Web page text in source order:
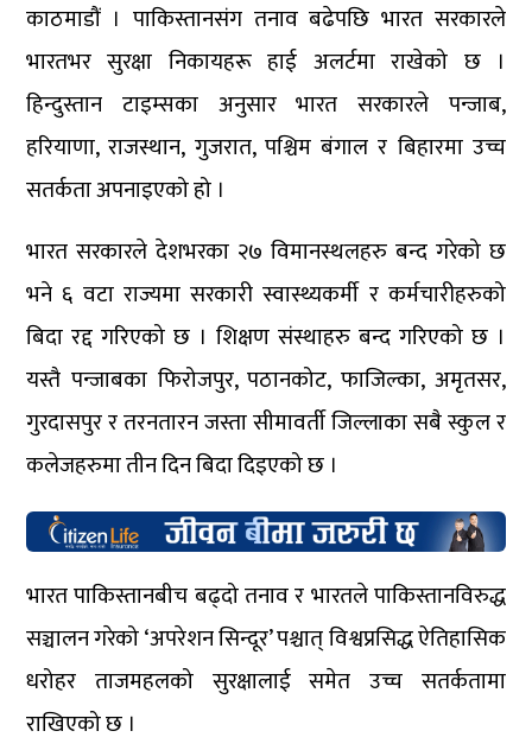
काठमाडौं । पाकिस्तानसंग तनाव बढेपछि भारत सरकारले
भारतभर सुरक्षा निकायहरू हाई अलर्टमा राखेको छ ।
हिन्दुस्तान टाइम्सका अनुसार भारत सरकारले पन्जाब,
हरियाणा, राजस्थान, गुजरात, पश्चिम बंगाल र बिहारमा उच्च
सतर्कता अपनाइएको हो ।
भारत सरकारले देशभरका २७ विमानस्थलहरु बन्द गरेको छ
भने ६ वटा राज्यमा सरकारी स्वास्थ्यकर्मी र कर्मचारीहरुको
बिदा रद्द गरिएको छ । शिक्षण संस्थाहरु बन्द गरिएको छ ।
यस्तै पन्जाबका फिरोजपुर, पठानकोट, फाजिल्का, अमृतसर,
गुरदासपुर र तरनतारन जस्ता सीमावर्ती जिल्लाका सबै स्कुल र
कलेजहरुमा तीन दिन बिदा दिइएको छ ।
भारत पाकिस्तानबीच बढ्दो तनाव र भारतले पाकिस्तानविरुद्ध
सञ्चालन गरेको ‘अपरेशन सिन्दूर’ पश्चात् विश्वप्रसिद्ध ऐतिहासिक
धरोहर ताजमहलको सुरक्षालाई समेत उच्च सतर्कतामा
राखिएको छ ।